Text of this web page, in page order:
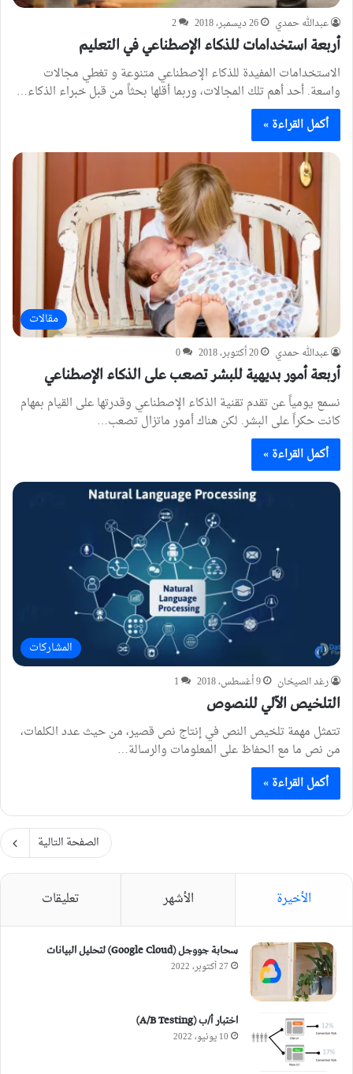
عبدالله حمدي 26 ديسمبر، 2018 2
أربعة استخدامات للذكاء الإصطناعي في التعليم
الاستخدامات المفيدة للذكاء الإصطناعي متنوعة و تغطي مجالات
واسعة. أحد أهم تلك المجالات، وربما أقلها بحثاً من قبل خبراء الذكاء…
أكمل القراءة »
مقالات
عبدالله حمدي 20 أكتوبر، 2018 0
أربعة أمور بديهية للبشر تصعب على الذكاء الإصطناعي
نسمع يومياً عن تقدم تقنية الذكاء الإصطناعي وقدرتها على القيام بمهام
كانت حكراً على البشر. لكن هناك أمور ماتزال تصعب…
أكمل القراءة »
المشاركات
رغد الصيخان 9 أغسطس، 2018 1
التلخيص الآلي للنصوص
تتمثل مهمة تلخيص النص في إنتاج نص قصير، من حيث عدد الكلمات،
من نص ما مع الحفاظ على المعلومات والرسالة…
أكمل القراءة »
الصفحة التالية
الأخيرة الأشهر تعليقات
سحابة جووجل (Google Cloud) لتحليل البيانات
27 أكتوبر، 2022
اختبار أ/ب (A/B Testing)
10 يونيو، 2022